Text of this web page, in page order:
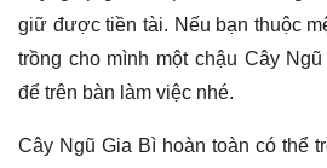
giữ được tiền tài. Nếu bạn thuộc
trồng cho mình một chậu Cây
để trên bàn làm việc nhé.
Cây Ngũ Gia Bì hoàn toàn có thể